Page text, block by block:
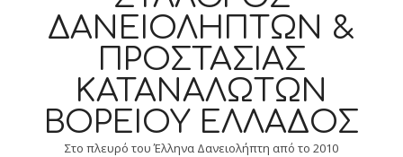
ΔΑΝΕΙΟΛΗΠΤΏΝ &
ΠΡΟΣΤΑΣΊΑΣ
ΚΑΤΑΝΑΛΩΤΏΝ
ΒΟΡΕΊΟΥ ΕΛΛΆΔΟΣ
Στο πλευρό του Έλληνα Δανειολήπτη από το 2010